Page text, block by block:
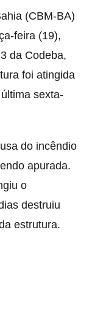
(CBM-BA)
feira (19),
da Codeba,
foi atingida
sexta-
do incêndio
apurada.
o
destruiu
estrutura.